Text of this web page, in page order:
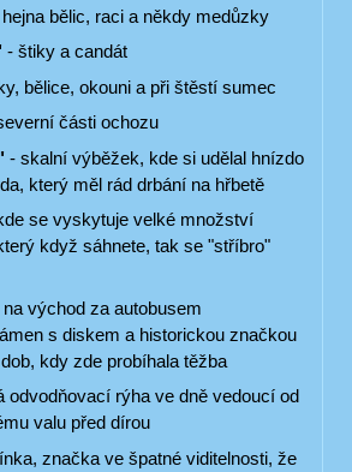
bělic, raci a někdy medůzky
- štiky a candát
bělice, okouni a při štěstí sumec
části ochozu
- skalní výběžek, kde si udělal hnízdo
který měl rád drbání na hřbetě
se vyskytuje velké množství
když sáhnete, tak se "stříbro"
východ za autobusem
s diskem a historickou značkou
kdy zde probíhala těžba
odvodňovací rýha ve dně vedoucí od
valu před dírou
značka ve špatné viditelnosti, že